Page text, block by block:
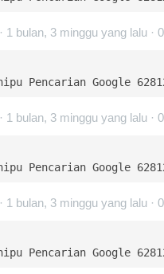
· 1 bulan, 3 minggu yang lalu · 0
· 1 bulan, 3 minggu yang lalu · 0
· 1 bulan, 3 minggu yang lalu · 0